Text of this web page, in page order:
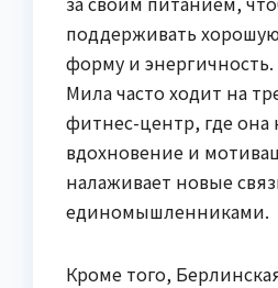
поддерживать
форму и
Мила часто ходит на
фитнес-центр, где она
вдохновение и
налаживает новые
единомышленниками.
Кроме того,